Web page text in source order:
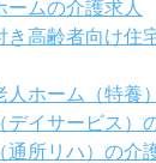
ムの介護求人
き高齢者向け住
ホーム（特養
イサービス）
所リハ）の介